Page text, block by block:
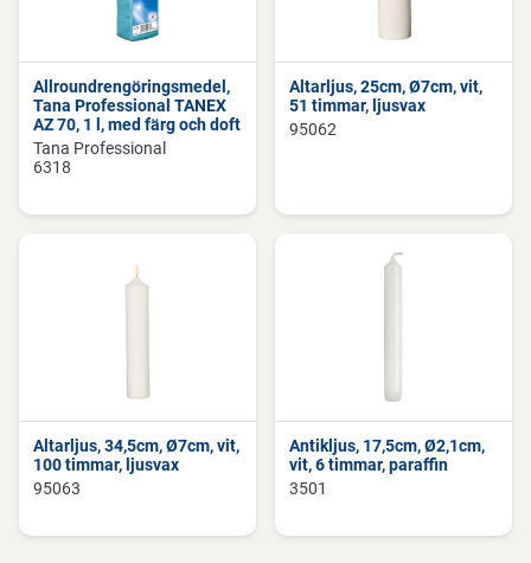
Allroundrengöringsmedel,
Tana Professional TANEX
AZ 70, 1 l, med färg och doft
Tana Professional
6318
Altarljus, 25cm, Ø7cm, vit,
51 timmar, ljusvax
95062
Altarljus, 34,5cm, Ø7cm, vit,
100 timmar, ljusvax
95063
Antikljus, 17,5cm, Ø2,1cm,
vit, 6 timmar, paraffin
3501